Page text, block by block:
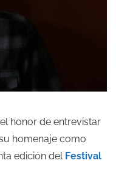
honor de entrevistar
homenaje como
edición del Festival